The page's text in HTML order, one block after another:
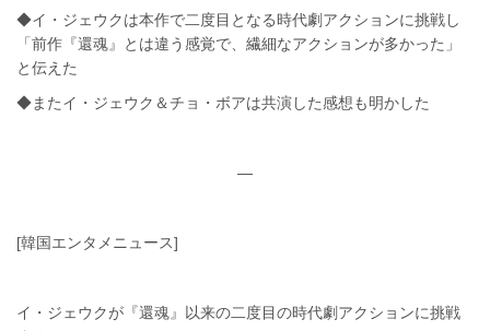
◆イ・ジェウクは本作で二度目となる時代劇アクションに挑戦し
「前作『還魂』とは違う感覚で、繊細なアクションが多かった」
と伝えた
◆またイ・ジェウク＆チョ・ボアは共演した感想も明かした
—
[韓国エンタメニュース]
イ・ジェウクが『還魂』以来の二度目の時代劇アクションに挑戦